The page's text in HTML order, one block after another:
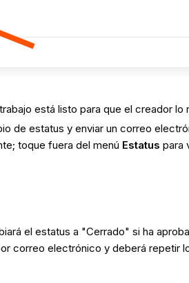
está listo para que el creador lo
de estatus y enviar un correo
toque fuera del menú Estatus para
el estatus a "Cerrado" si ha
correo electrónico y deberá repetir